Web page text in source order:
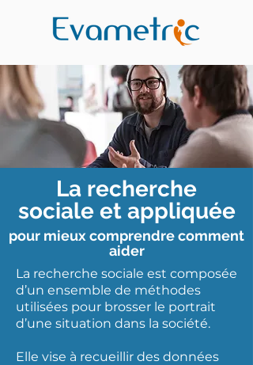
La recherche
sociale et appliquée
pour mieux comprendre comment
aider
La recherche sociale est composée
d’un ensemble de méthodes
utilisées pour brosser le portrait
d’une situation dans la société.
Elle vise à recueillir des données